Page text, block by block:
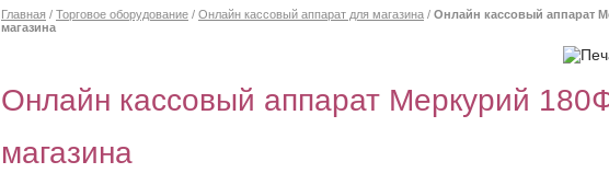
Главная / Торговое оборудование / Онлайн кассовый аппарат для магазина / Онлайн кассовый аппарат
магазина
Онлайн кассовый аппарат Меркурий
магазина